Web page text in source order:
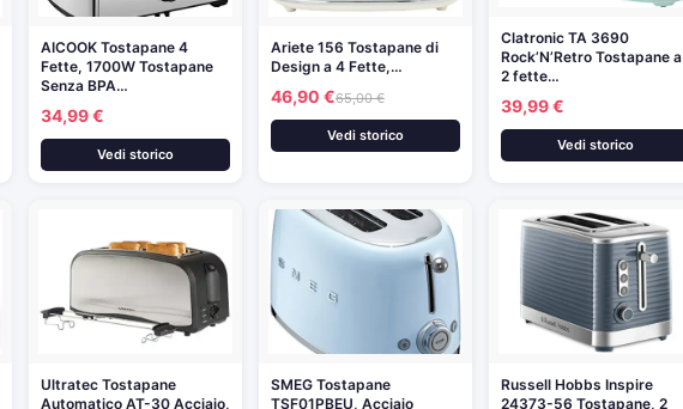
AICOOK Tostapane 4
Fette, 1700W Tostapane
Senza BPA…
34,99 €
Vedi storico
Ariete 156 Tostapane di
Design a 4 Fette,…
46,90 €65,00 €
Vedi storico
Clatronic TA 3690
Rock’N’Retro Tostapane a
2 fette…
39,99 €
Vedi storico
Ultratec Tostapane
Automatico AT-30 Acciaio,
SMEG Tostapane
TSF01PBEU, Acciaio
Russell Hobbs Inspire
24373-56 Tostapane, 2